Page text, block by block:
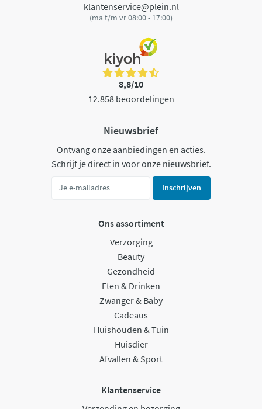
klantenservice@plein.nl
(ma t/m vr 08:00 - 17:00)
8,8/10
12.858 beoordelingen
Nieuwsbrief
Ontvang onze aanbiedingen en acties.
Schrijf je direct in voor onze nieuwsbrief.
Inschrijven
Ons assortiment
Verzorging
Beauty
Gezondheid
Eten & Drinken
Zwanger & Baby
Cadeaus
Huishouden & Tuin
Huisdier
Afvallen & Sport
Klantenservice